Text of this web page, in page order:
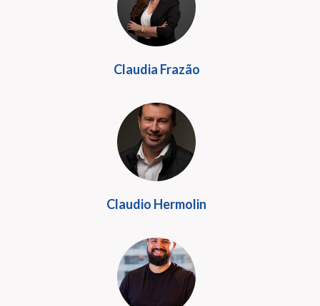
Claudia Frazão
Claudio Hermolin